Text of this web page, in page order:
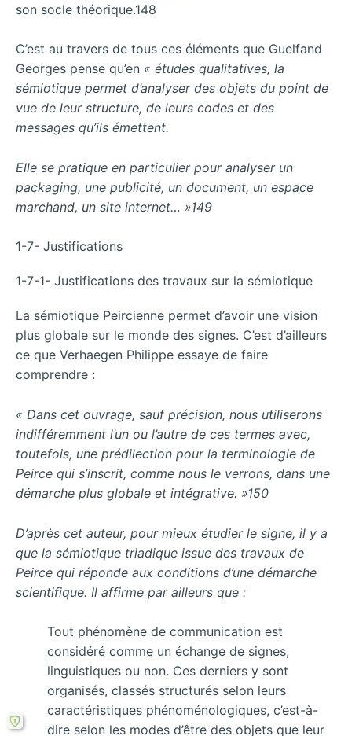
son socle théorique.148
C’est au travers de tous ces éléments que Guelfand
Georges pense qu’en « études qualitatives, la
sémiotique permet d’analyser des objets du point de
vue de leur structure, de leurs codes et des
messages qu’ils émettent.
Elle se pratique en particulier pour analyser un
packaging, une publicité, un document, un espace
marchand, un site internet… »149
1-7- Justifications
1-7-1- Justifications des travaux sur la sémiotique
La sémiotique Peircienne permet d’avoir une vision
plus globale sur le monde des signes. C’est d’ailleurs
ce que Verhaegen Philippe essaye de faire
comprendre :
« Dans cet ouvrage, sauf précision, nous utiliserons
indifféremment l’un ou l’autre de ces termes avec,
toutefois, une prédilection pour la terminologie de
Peirce qui s’inscrit, comme nous le verrons, dans une
démarche plus globale et intégrative. »150
D’après cet auteur, pour mieux étudier le signe, il y a
que la sémiotique triadique issue des travaux de
Peirce qui réponde aux conditions d’une démarche
scientifique. Il affirme par ailleurs que :
Tout phénomène de communication est
considéré comme un échange de signes,
linguistiques ou non. Ces derniers y sont
organisés, classés structurés selon leurs
caractéristiques phénoménologiques, c’est-à-
dire selon les modes d’être des objets que leur